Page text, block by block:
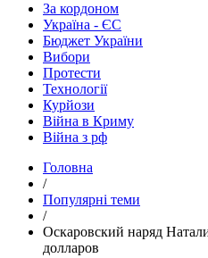
За кордоном
Україна - ЄС
Бюджет України
Вибори
Протести
Технології
Курйози
Війна в Криму
Війна з рф
Головна
/
Популярні теми
/
Оскаровский наряд
долларов